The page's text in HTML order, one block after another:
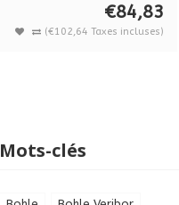
€84,83
(€102,64 Taxes incluses)
Mots-clés